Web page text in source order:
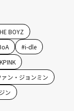
BOYZ
#i-dle
ァン・ジョンミン
ン